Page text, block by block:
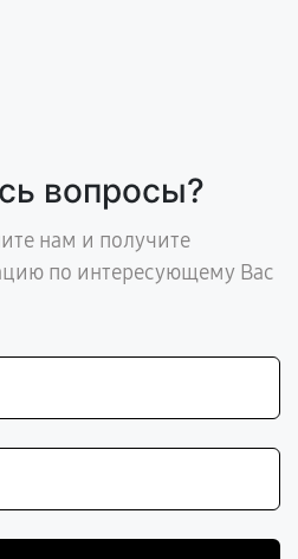
вопросы?
нам и получите
по интересующему Вас